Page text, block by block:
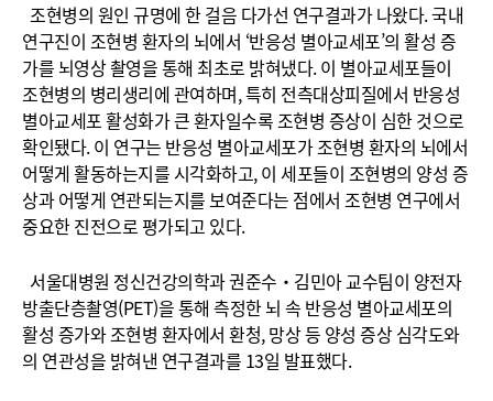
조현병의 원인 규명에 한 걸음 다가선 연구결과가 나왔다. 국내
연구진이 조현병 환자의 뇌에서 ‘반응성 별아교세포’의 활성 증
가를 뇌영상 촬영을 통해 최초로 밝혀냈다. 이 별아교세포들이
조현병의 병리생리에 관여하며, 특히 전측대상피질에서 반응성
별아교세포 활성화가 큰 환자일수록 조현병 증상이 심한 것으로
확인됐다. 이 연구는 반응성 별아교세포가 조현병 환자의 뇌에서
어떻게 활동하는지를 시각화하고, 이 세포들이 조현병의 양성 증
상과 어떻게 연관되는지를 보여준다는 점에서 조현병 연구에서
중요한 진전으로 평가되고 있다.
서울대병원 정신건강의학과 권준수‧김민아 교수팀이 양전자
방출단층촬영(PET)을 통해 측정한 뇌 속 반응성 별아교세포의
활성 증가와 조현병 환자에서 환청, 망상 등 양성 증상 심각도와
의 연관성을 밝혀낸 연구결과를 13일 발표했다.